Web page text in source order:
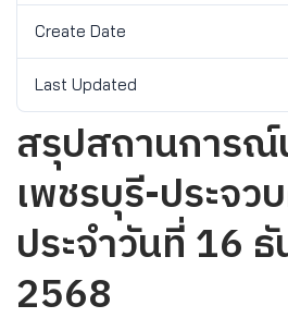
Create Date
Last Updated
สรุปสถานการณ์
เพชรบุรี-ประจว
ประจำวันที่ 16
2568